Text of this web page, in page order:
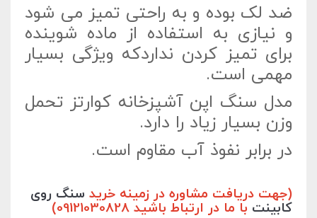
ضد لک بوده و به راحتی تمیز می شود
و نیازی به استفاده از ماده شوینده
برای تمیز کردن نداردکه ویژگی بسیار
مهمی است.
مدل سنگ اپن آشپزخانه کوارتز تحمل
وزن بسیار زیاد را دارد.
در برابر نفوذ آب مقاوم است.
(جهت دریافت مشاوره در زمینه خرید سنگ روی
کابینت با ما در ارتباط باشید 09121030828)